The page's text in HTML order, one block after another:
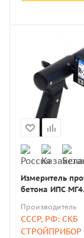
Измеритель
бетона ИПС
Производитель
СССР, РФ: СКБ
СТРОЙПРИБОР